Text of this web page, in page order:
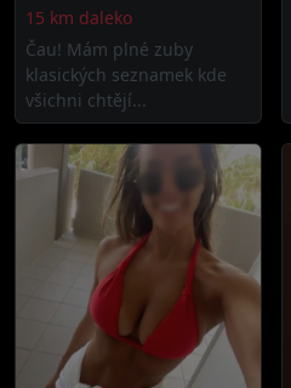
15 km daleko
Čau! Mám plné zuby
klasických seznamek kde
všichni chtějí...